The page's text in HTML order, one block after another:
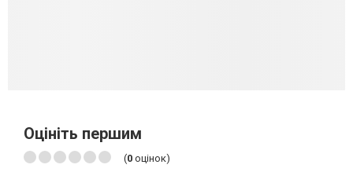
Оцініть першим
(0 оцінок)